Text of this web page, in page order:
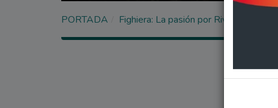
PORTADA Fighiera: La pasión por River volvió a